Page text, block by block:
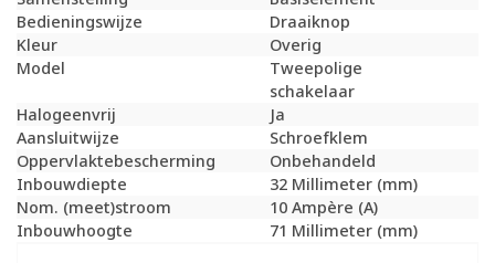
Bedieningswijze
Draaiknop
Kleur
Overig
Model
Tweepolige
schakelaar
Halogeenvrij
Ja
Aansluitwijze
Schroefklem
Oppervlaktebescherming
Onbehandeld
Inbouwdiepte
32 Millimeter (mm)
Nom. (meet)stroom
10 Ampère (A)
Inbouwhoogte
71 Millimeter (mm)